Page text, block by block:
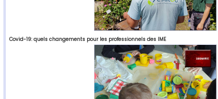
Covid-19: quels changements pour les professionnels des IME